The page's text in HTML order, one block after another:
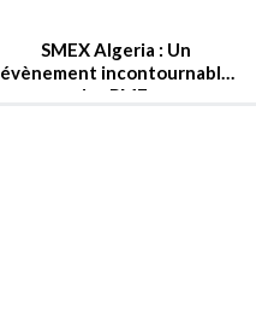
SMEX Algeria : Un
évènement incontournable
des PMEs